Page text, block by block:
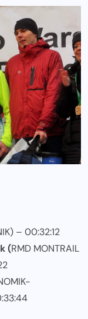
– 00:32:12
(RMD MONTRAIL